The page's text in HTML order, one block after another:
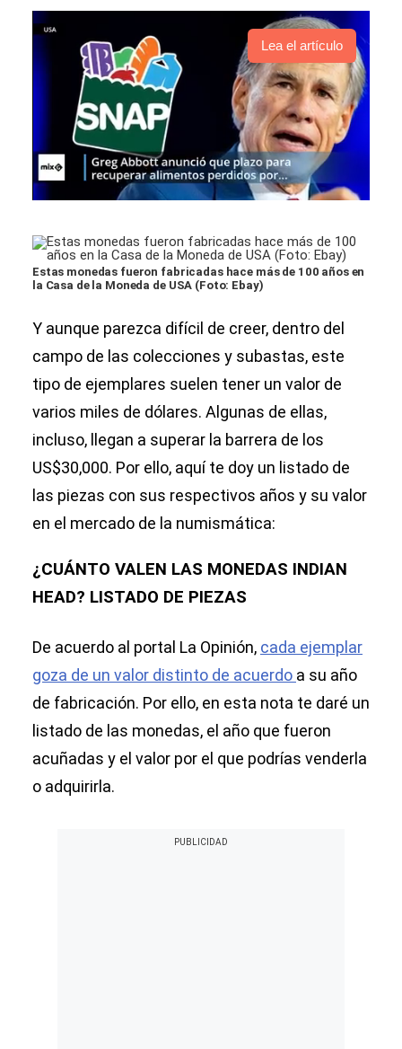
Lea el artículo
Estas monedas fueron fabricadas hace más de 100 años en
la Casa de la Moneda de USA (Foto: Ebay)
Y aunque parezca difícil de creer, dentro del
campo de las colecciones y subastas, este
tipo de ejemplares suelen tener un valor de
varios miles de dólares. Algunas de ellas,
incluso, llegan a superar la barrera de los
US$30,000. Por ello, aquí te doy un listado de
las piezas con sus respectivos años y su valor
en el mercado de la numismática:
¿CUÁNTO VALEN LAS MONEDAS INDIAN
HEAD? LISTADO DE PIEZAS
De acuerdo al portal La Opinión, cada ejemplar
goza de un valor distinto de acuerdo a su año
de fabricación. Por ello, en esta nota te daré un
listado de las monedas, el año que fueron
acuñadas y el valor por el que podrías venderla
o adquirirla.